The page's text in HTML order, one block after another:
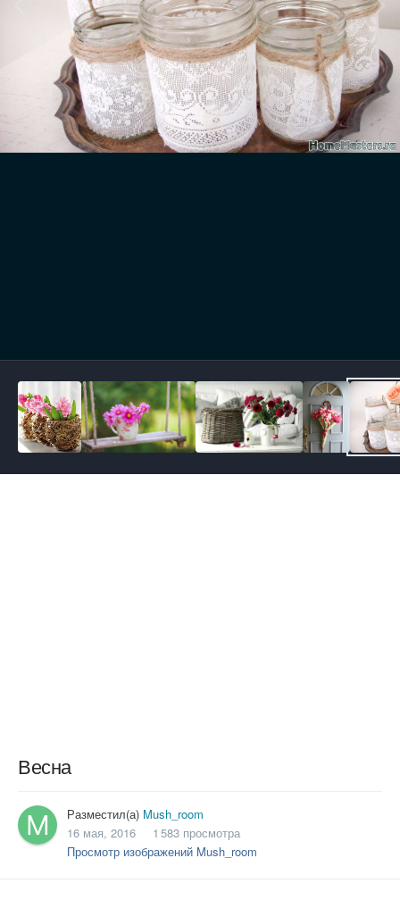
Весна
Разместил(а) Mush_room
16 мая, 2016
1 583 просмотра
Просмотр изображений Mush_room